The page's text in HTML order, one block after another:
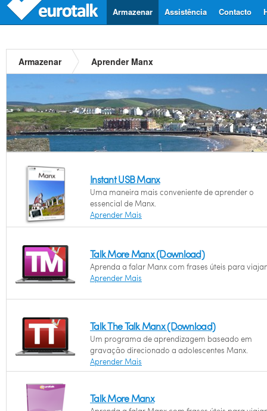
Contacto
Assistência
Armazenar
Armazenar Aprender Manx
Instant USB Manx
Uma maneira mais conveniente de aprender o
essencial de Manx.
Aprender Mais
Talk More Manx (Download)
Aprenda a falar Manx com frases úteis para
Aprender Mais
Talk The Talk Manx (Download)
Um programa de aprendizagem baseado em
gravação direcionado a adolescentes Manx.
Aprender Mais
Talk More Manx